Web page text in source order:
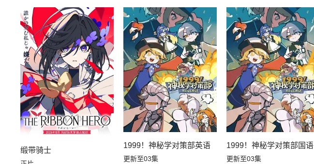
缎带骑士
1999！神秘学对策部英语
更新至03集
1999！神秘学对策部国语
更新至03集